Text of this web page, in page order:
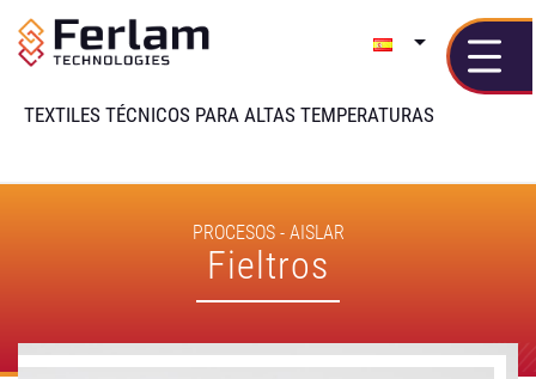

TEXTILES TÉCNICOS PARA ALTAS TEMPERATURAS
PROCESOS - AISLAR
Fieltros